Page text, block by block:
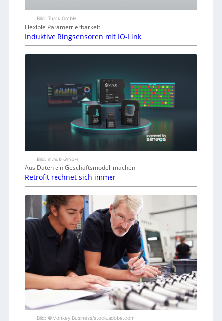
Bild: Turck GmbH
Flexible Parametrierbarkeit
Induktive Ringsensoren mit IO-Link
Bild: in.hub GmbH
Aus Daten ein Geschäftsmodell machen
Retrofit rechnet sich immer
Bild: ©Monkey Business/stock.adobe.com